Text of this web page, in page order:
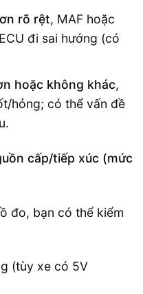
rõ rệt, MAF hoặc
đi sai hướng (có
hoặc không khác,
hỏng; có thể vấn đề
cấp/tiếp xúc (mức
đo, bạn có thể kiểm
(tùy xe có 5V